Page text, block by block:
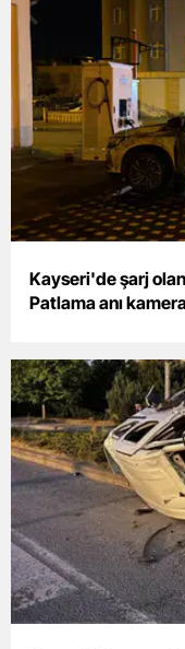
Kayseri'de şarj
Patlama anı